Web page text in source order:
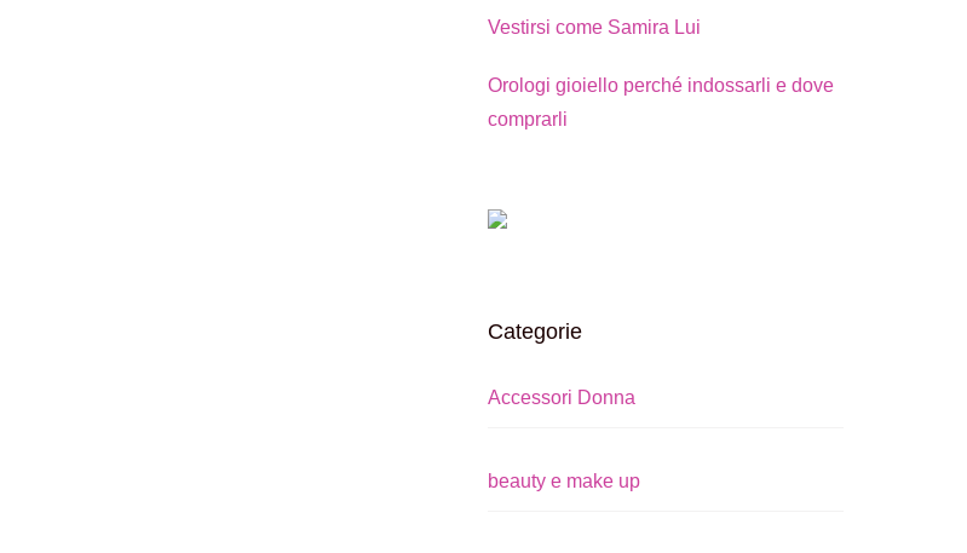
Vestirsi come Samira Lui
Orologi gioiello perché indossarli e dove
comprarli
Categorie
Accessori Donna
beauty e make up